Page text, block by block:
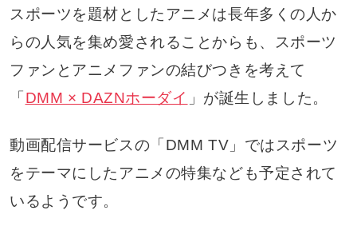
スポーツを題材としたアニメは長年多くの人か
らの人気を集め愛されることからも、スポーツ
ファンとアニメファンの結びつきを考えて
「 DMM × DAZNホーダイ 」が誕生しました。
動画配信サービスの「DMM TV」ではスポーツ
をテーマにしたアニメの特集なども予定されて
いるようです。